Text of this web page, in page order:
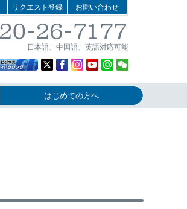
リクエスト登録 お問い合わせ
日本語、中国語、英語対応可能
はじめての方へ